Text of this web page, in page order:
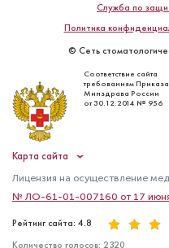
Служба по
Политика
© Сеть
Соответствие сайта
требованиям Приказа
Минздрава России
от 30.12.2014 № 956
Карта сайта
Лицензия на осуществление
№ ЛО-61-01-007160 от 17
Рейтинг сайта: 4.8
Количество голосов: 2320